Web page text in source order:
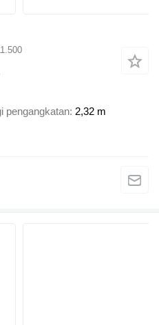
pengangkatan 2,32 m